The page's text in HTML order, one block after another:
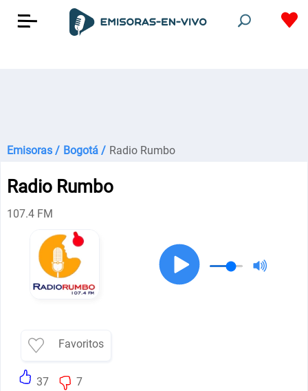
Emisoras / Bogotá / Radio Rumbo
Radio Rumbo
107.4 FM
Favoritos
37 7